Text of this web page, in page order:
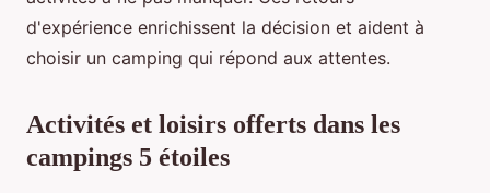
d'expérience enrichissent la décision et aident à
choisir un camping qui répond aux attentes.
Activités et loisirs offerts dans les
campings 5 étoiles